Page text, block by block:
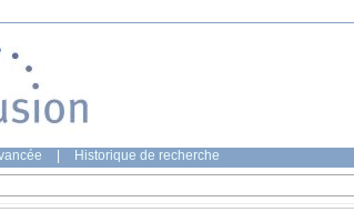
Historique de recherche